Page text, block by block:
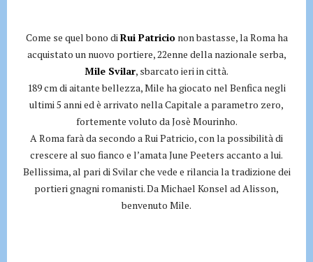
Come se quel bono diRui Patricionon bastasse, la Roma ha
acquistato un nuovo portiere, 22enne della nazionale serba,
Mile Svilar, sbarcato ieri in città.
189 cm di aitante bellezza, Mile ha giocato nel Benfica negli
ultimi 5 anni ed è arrivato nella Capitale a parametro zero,
fortemente voluto da Josè Mourinho.
A Roma farà da secondo a Rui Patricio, con la possibilità di
crescere al suo fianco e l’amata June Peeters accanto a lui.
Bellissima, al pari di Svilar che vede e rilancia la tradizione dei
portieri gnagni romanisti. Da Michael Konsel ad Alisson,
benvenuto Mile.